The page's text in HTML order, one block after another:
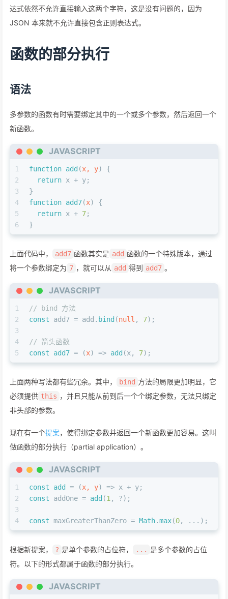
达式依然不允许直接输入这两个字符，这是没有问题的，因为
JSON 本来就不允许直接包含正则表达式。
函数的部分执行
语法
多参数的函数有时需要绑定其中的一个或多个参数，然后返回一个
新函数。
JAVASCRIPT
1
2
3
4
5
6
function add(x, y) {
return x + y;
}
function add7(x) {
return x + 7;
}
上面代码中， add7 函数其实是 add 函数的一个特殊版本，通过
将一个参数绑定为 7 ，就可以从 add 得到 add7 。
JAVASCRIPT
1
2
3
4
5
// bind 方法
const add7 = add. bind (null , 7);
// 箭头函数
const
add7 = (x) => add (x, 7);
上面两种写法都有些冗余。其中， bind 方法的局限更加明显，它
必须提供 this ，并且只能从前到后一个个绑定参数，无法只绑定
非头部的参数。
现在有一个提案，使得绑定参数并返回一个新函数更加容易。这叫
做函数的部分执行（partial application）。
JAVASCRIPT
1
2
3
4
const add = (x, y) => x + y;
const addOne = add (1 , ?);
const maxGreaterThanZero = Math.max(0, ...);
根据新提案， ? 是单个参数的占位符， ... 是多个参数的占位
符。以下的形式都属于函数的部分执行。
JAVASCRIPT